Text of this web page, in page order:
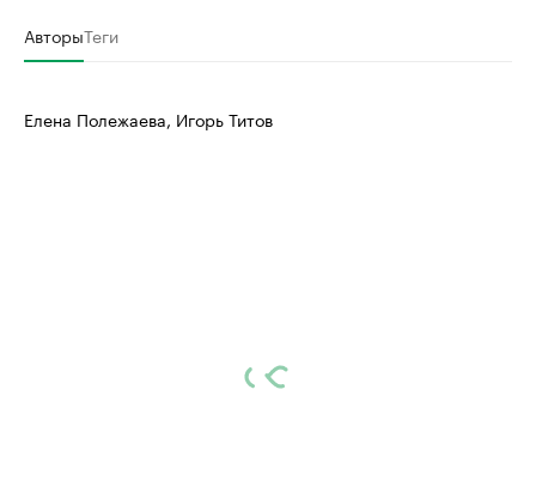
АвторыТеги
Елена Полежаева, Игорь Титов